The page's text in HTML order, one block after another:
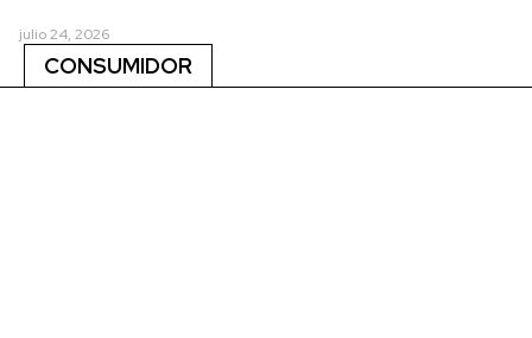
julio 24, 2026
CONSUMIDOR